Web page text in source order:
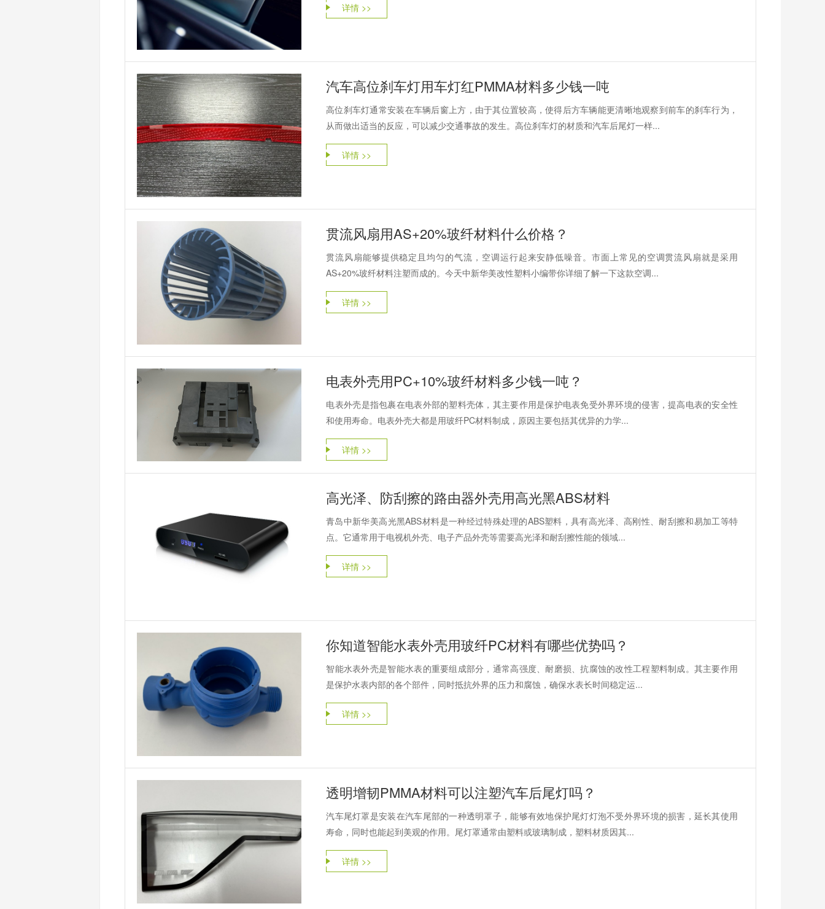
详情 >>
汽车高位刹车灯用车灯红PMMA材料多少钱一吨
高位刹车灯通常安装在车辆后窗上方，由于其位置较高，使得后方车辆能更清晰地观察到前车的刹车行为，
从而做出适当的反应，可以减少交通事故的发生。高位刹车灯的材质和汽车后尾灯一样...
详情 >>
贯流风扇用AS+20%玻纤材料什么价格？
贯流风扇能够提供稳定且均匀的气流，空调运行起来安静低噪音。市面上常见的空调贯流风扇就是采用
AS+20%玻纤材料注塑而成的。今天中新华美改性塑料小编带你详细了解一下这款空调...
详情 >>
电表外壳用PC+10%玻纤材料多少钱一吨？
‌电表外壳‌是指包裹在电表外部的塑料壳体，其主要作用是保护电表免受外界环境的侵害，提高电表的安全性
和使用寿命。‌电表外壳大都是用玻纤PC材料制成，原因主要包括其优异的力学...
详情 >>
高光泽、防刮擦的路由器外壳用高光黑ABS材料
青岛中新华美‌高光黑ABS材料‌是一种经过特殊处理的ABS塑料，具有高光泽、高刚性、耐刮擦和易加工等特
点。它通常用于电视机外壳、电子产品外壳等需要高光泽和耐刮擦性能的领域...
详情 >>
你知道智能水表外壳用玻纤PC材料有哪些优势吗？
‌智能水表外壳‌是智能水表的重要组成部分，通常高强度、耐磨损、抗腐蚀的改性工程塑料制成。其主要作用
是保护水表内部的各个部件，同时抵抗外界的压力和腐蚀，确保水表长时间稳定运...
详情 >>
透明增韧PMMA材料可以注塑汽车后尾灯吗？
‌汽车尾灯罩‌是安装在汽车尾部的一种透明罩子，能够有效地保护尾灯灯泡不受外界环境的损害，延长其使用
寿命‌，同时也能起到美观的作用。尾灯罩通常由塑料或玻璃制成，塑料材质因其...
详情 >>